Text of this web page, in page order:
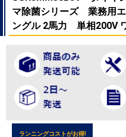
マ除菌シリーズ 業務用
ングル 2馬力 単相200V
ランニングコストがお得!